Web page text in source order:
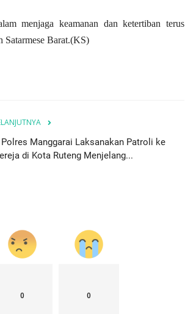
menjaga keamanan dan ketertiban terus
Satarmese Barat.(KS)
Manggarai Laksanakan Patroli ke
di Kota Ruteng Menjelang...
0 0
Kita